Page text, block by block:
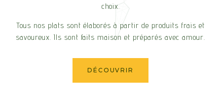
choix.
Tous nos plats sont élaborés à partir de produits frais et
savoureux. Ils sont faits maison et préparés avec amour.
DÉCOUVRIR